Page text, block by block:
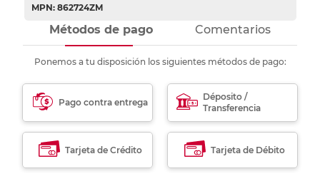
MPN: 862724ZM
Métodos de pago Comentarios
Ponemos a tu disposición los siguientes métodos de pago:
Pago contra entrega
Déposito /
Transferencia
Tarjeta de Crédito Tarjeta de Débito